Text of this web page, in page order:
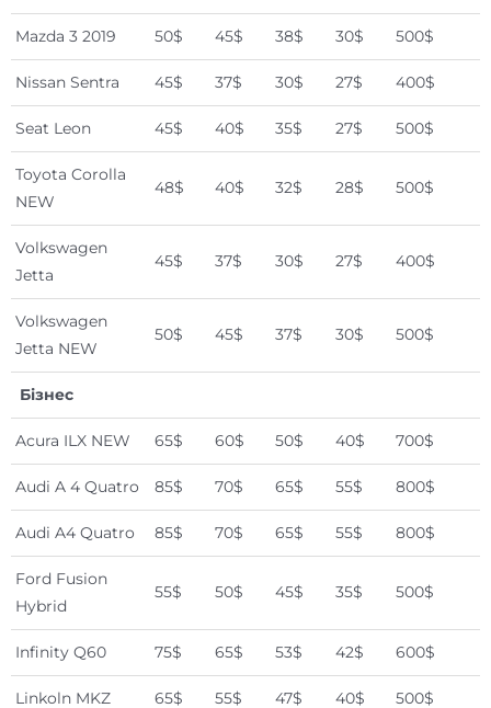
Mazda 3 2019 50$ 45$ 38$ 30$ 500$
Nissan Sentra 45$ 37$ 30$ 27$ 400$
Seat Leon 45$ 40$ 35$ 27$ 500$
Toyota Corolla
NEW
48$ 40$ 32$ 28$ 500$
Volkswagen
Jetta
45$ 37$ 30$ 27$ 400$
Volkswagen
Jetta NEW
50$ 45$ 37$ 30$ 500$
Бізнес
Acura ILX NEW 65$ 60$ 50$ 40$ 700$
Audi A 4 Quatro 85$ 70$ 65$ 55$ 800$
Audi A4 Quatro 85$ 70$ 65$ 55$ 800$
Ford Fusion
Hybrid
55$ 50$ 45$ 35$ 500$
Infinity Q60 75$ 65$ 53$ 42$ 600$
Linkoln MKZ 65$ 55$ 47$ 40$ 500$